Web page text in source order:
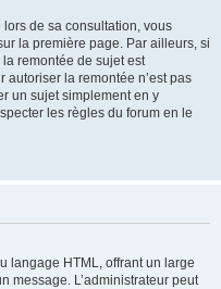
de sa consultation, vous
la première page. Par ailleurs, si
remontée de sujet est
autoriser la remontée n’est pas
un sujet simplement en y
les règles du forum en le
langage HTML, offrant un large
message. L’administrateur peut